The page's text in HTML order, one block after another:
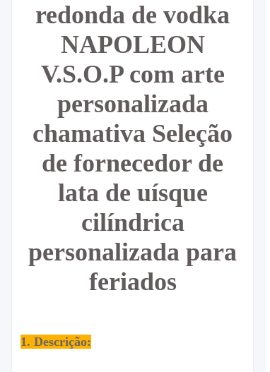
redonda de vodka
NAPOLEON
V.S.O.P com arte
personalizada
chamativa Seleção
de fornecedor de
lata de uísque
cilíndrica
personalizada para
feriados
1. Descrição: